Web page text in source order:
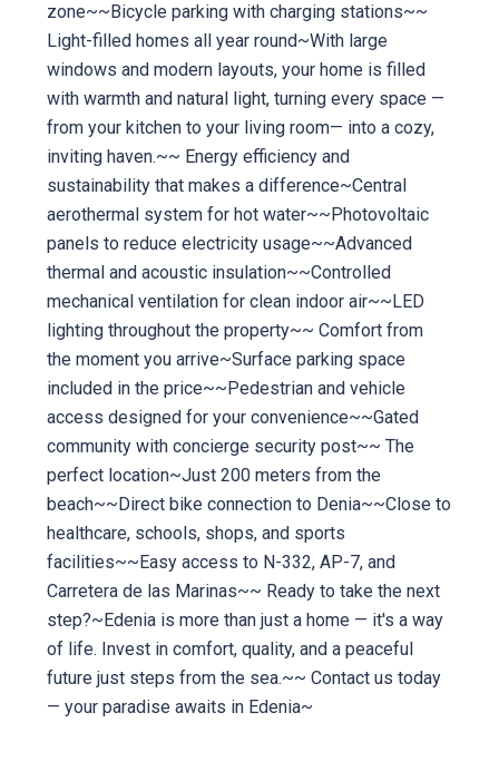
zone~~Bicycle parking with charging stations~~
Light-filled homes all year round~With large
windows and modern layouts, your home is filled
with warmth and natural light, turning every space —
from your kitchen to your living room— into a cozy,
inviting haven.~~ Energy efficiency and
sustainability that makes a difference~Central
aerothermal system for hot water~~Photovoltaic
panels to reduce electricity usage~~Advanced
thermal and acoustic insulation~~Controlled
mechanical ventilation for clean indoor air~~LED
lighting throughout the property~~ Comfort from
the moment you arrive~Surface parking space
included in the price~~Pedestrian and vehicle
access designed for your convenience~~Gated
community with concierge security post~~ The
perfect location~Just 200 meters from the
beach~~Direct bike connection to Denia~~Close to
healthcare, schools, shops, and sports
facilities~~Easy access to N-332, AP-7, and
Carretera de las Marinas~~ Ready to take the next
step?~Edenia is more than just a home — it's a way
of life. Invest in comfort, quality, and a peaceful
future just steps from the sea.~~ Contact us today
— your paradise awaits in Edenia~